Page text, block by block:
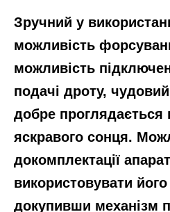
Зручний у
можливість
можливість
подачі дроту,
добре проглядається
яскравого сонця.
докомплектації
використовувати його
докупивши механізм